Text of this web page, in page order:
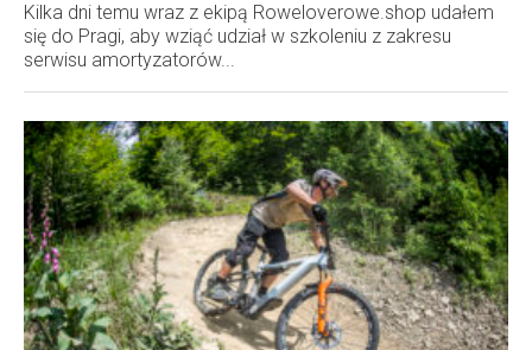
Kilka dni temu wraz z ekipą Roweloverowe.shop udałem
się do Pragi, aby wziąć udział w szkoleniu z zakresu
serwisu amortyzatorów...